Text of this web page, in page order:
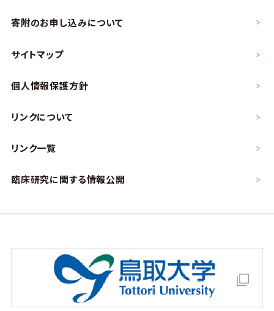
寄附のお申し込みについて
サイトマップ
個人情報保護方針
リンクについて
リンク一覧
臨床研究に関する情報公開